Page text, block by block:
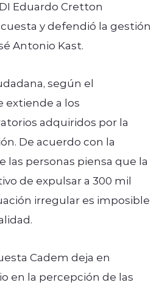
Eduardo Cretton
y defendió la gestión
Antonio Kast.
según el
extiende a los
adquiridos por la
De acuerdo con la
las personas piensa que la
de expulsar a 300 mil
irregular es imposible
Cadem deja en
en la percepción de las